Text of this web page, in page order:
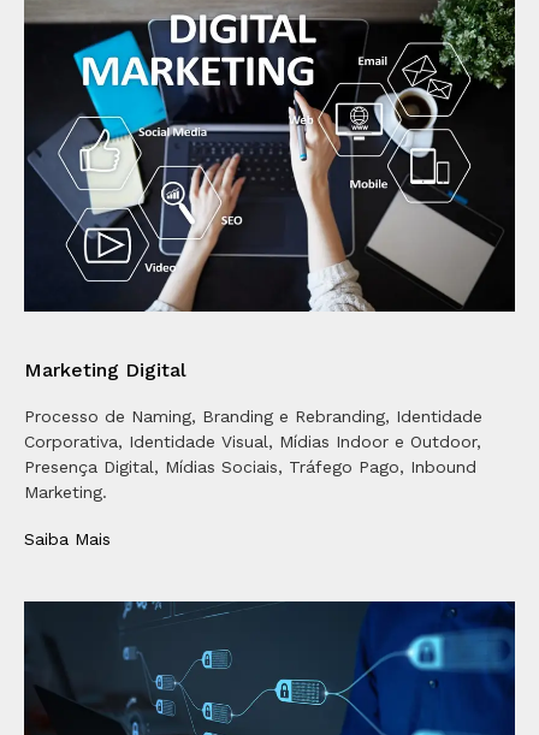
Marketing Digital
Processo de Naming, Branding e Rebranding, Identidade
Corporativa, Identidade Visual, Mídias Indoor e Outdoor,
Presença Digital, Mídias Sociais, Tráfego Pago, Inbound
Marketing.
Saiba Mais